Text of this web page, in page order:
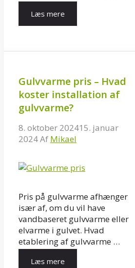
Læs mere
Gulvvarme pris – Hvad
koster installation af
gulvvarme?
8. oktober 202415. januar
2024Af Mikael
Pris på gulvvarme afhænger
især af, om du vil have
vandbaseret gulvvarme eller
elvarme i gulvet. Hvad
etablering af gulvvarme …
Læs mere